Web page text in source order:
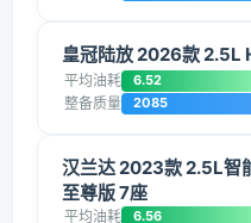
皇冠陆放 2026款 2.5L
平均油耗 6.52
整备质量 2085
汉兰达 2023款 2.5L智
至尊版 7座
平均油耗 6.56